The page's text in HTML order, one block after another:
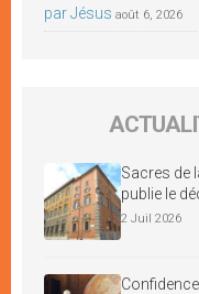
par Jésus août 6, 2026
Sacres de
publie le
2 Juil 2026